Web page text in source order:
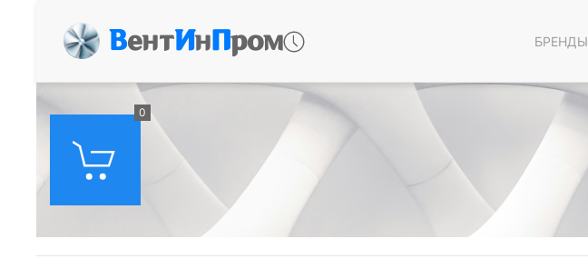
ВентИнПром БРЕНДЫ
0